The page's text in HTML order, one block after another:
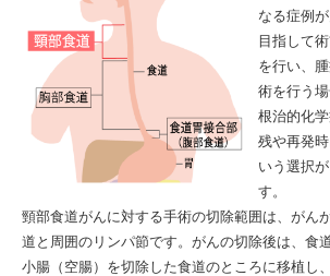
なる症例
目指して
を行い、
術を行う
根治的化
残や再発
いう選択
す。
頸部食道がんに対する手術の切除範囲は、がん
道と周囲のリンパ節です。がんの切除後は、食
小腸（空腸）を切除した食道のところに移植し